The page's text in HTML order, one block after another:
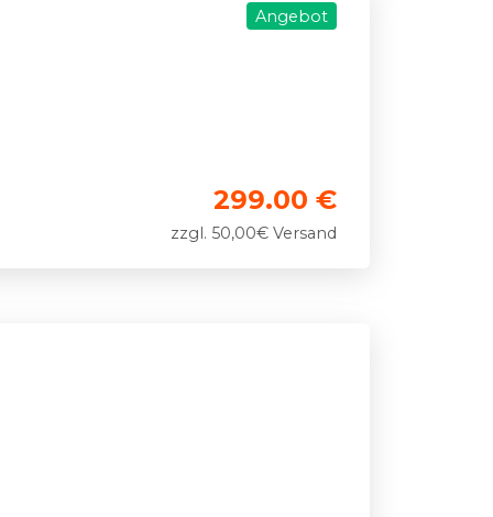
Angebot
299.00 €
zzgl. 50,00€ Versand